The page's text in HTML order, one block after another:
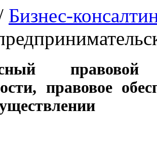
Бизнес-
правовой
правовое